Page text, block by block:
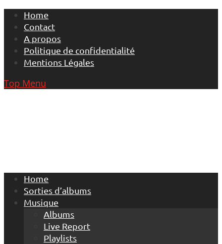
Skip
content
Home
Contact
A propos
Politique de confidentialité
Mentions Légales
Top Menu
Home
Sorties d’albums
Musique
Albums
Live Report
Playlists